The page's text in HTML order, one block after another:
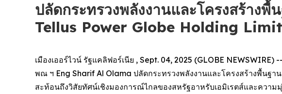
ปลัดกระทรวงพลังงานและโครงสร้าง
Tellus Power Globe Holding
เมืองเออร์ไวน์ รัฐแคลิฟอร์เนีย , Sept. 04, 2025 (GLOBE
พณ ฯ Eng Sharif Al Olama ปลัดกระทรวงพลังงานและโครงสร้างพื้นฐ
สะท้อนถึงวิสัยทัศน์เชิงมองการณ์ไกลของสหรัฐอาหรับเอมิเรตส์และควา